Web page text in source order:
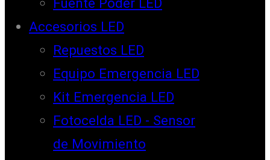
Accesorios LED
Repuestos LED
Equipo Emergencia LED
Kit Emergencia LED
Fotocelda LED - Sensor
de Movimiento